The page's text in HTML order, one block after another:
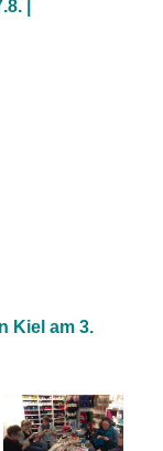
|
Kiel am 3.